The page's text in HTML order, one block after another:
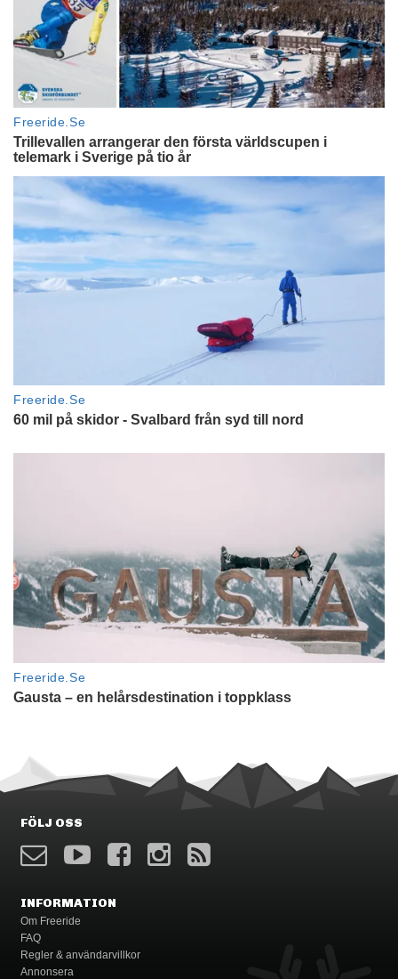
FÖLJ OSS
INFORMATION
Om Freeride
FAQ
Regler & användarvillkor
Annonsera